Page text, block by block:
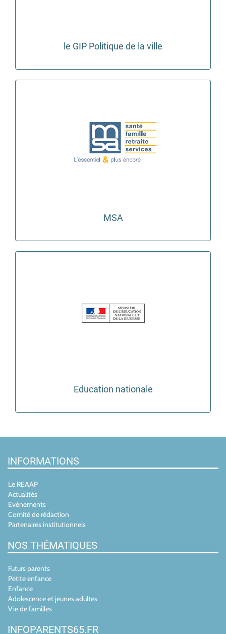
le GIP Politique de la ville
MSA
Education nationale
INFORMATIONS
Le REAAP
Actualités
Evènements
Comité de rédaction
Partenaires institutionnels
NOS THÉMATIQUES
Futurs parents
Petite enfance
Enfance
Adolescence et jeunes adultes
Vie de familles
INFOPARENTS65.FR